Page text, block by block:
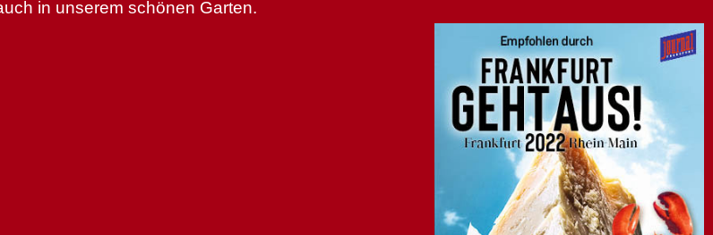
in unserem schönen Garten.